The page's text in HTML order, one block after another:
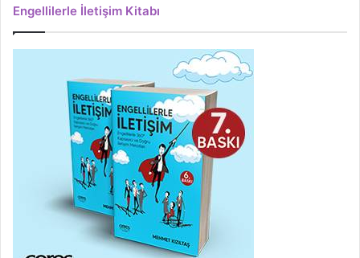
Engellilerle İletişim Kitabı